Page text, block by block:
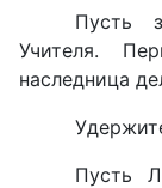
Пусть
Учителя.
наследница
Пусть